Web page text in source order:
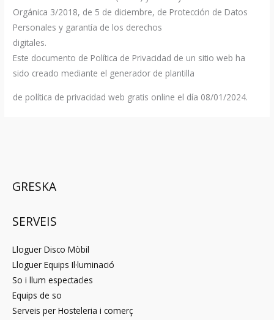
Orgánica 3/2018, de 5 de diciembre, de Protección de Datos
Personales y garantía de los derechos
digitales.
Este documento de Política de Privacidad de un sitio web ha
sido creado mediante el generador de plantilla
de política de privacidad web gratis online el día 08/01/2024.
GRESKA
SERVEIS
Lloguer Disco Mòbil
Lloguer Equips Il·luminació
So i llum espectacles
Equips de so
Serveis per Hosteleria i comerç